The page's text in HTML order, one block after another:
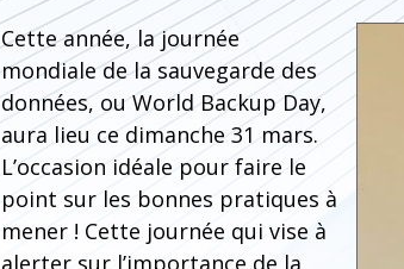
Cette année, la journée
mondiale de la sauvegarde des
données, ou World Backup Day,
aura lieu ce dimanche 31 mars.
L’occasion idéale pour faire le
point sur les bonnes pratiques à
mener ! Cette journée qui vise à
alerter sur l’importance de la